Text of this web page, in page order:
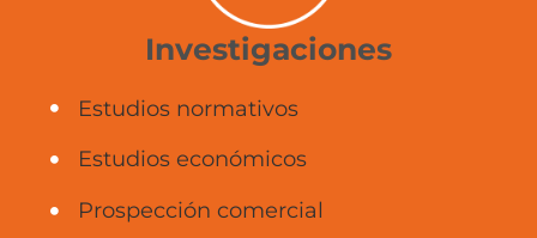
Investigaciones
Estudios normativos
Estudios económicos
Prospección comercial